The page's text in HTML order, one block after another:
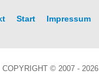
Start Impressum
COPYRIGHT © 2007 - 2026